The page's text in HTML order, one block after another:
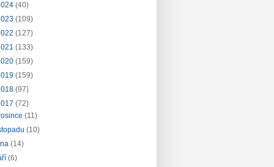
(40)
(109)
(127)
(133)
(159)
(159)
(97)
(72)
(11)
(10)
(14)
(6)